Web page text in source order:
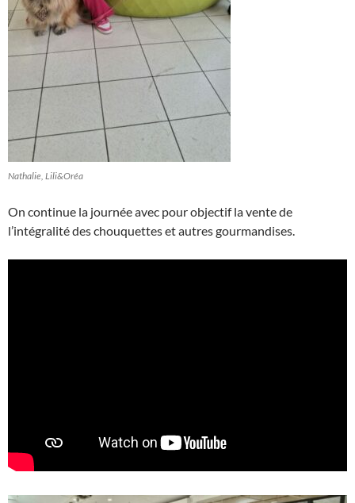
Nathalie, Lili&Oréa
On continue la journée avec pour objectif la vente de
l’intégralité des chouquettes et autres gourmandises.